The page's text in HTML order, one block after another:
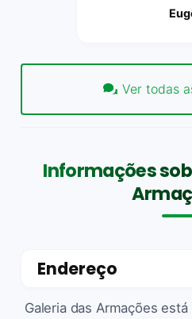
Ver todas
Informações
Endereço
Galeria das Armações